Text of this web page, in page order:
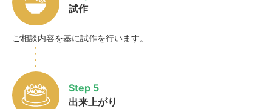
試作
ご相談内容を基に試作を行います。
Step 5
出来上がり